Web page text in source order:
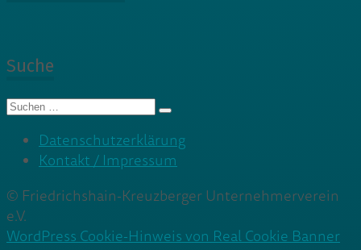
Suche
Suche
Datenschutzerklärung
Kontakt / Impressum
© Friedrichshain-Kreuzberger Unternehmerverein
e.V.
WordPress Cookie-Hinweis von Real Cookie Banner